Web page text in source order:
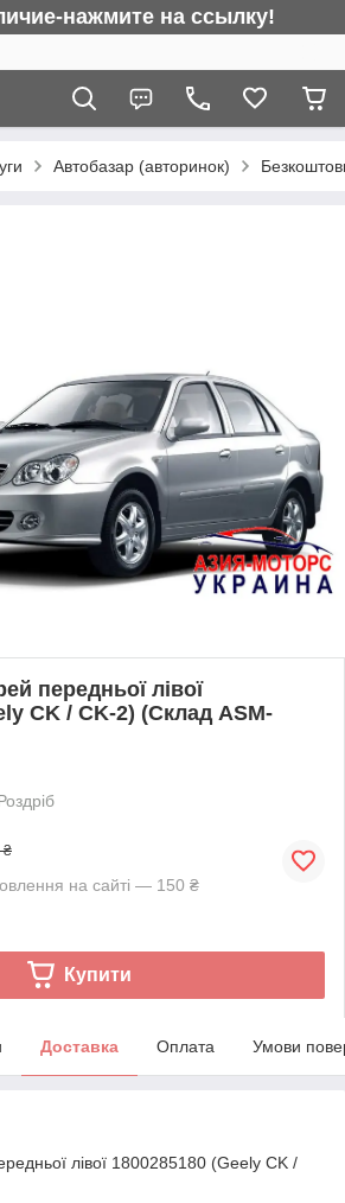
нажмите на ссылку!
Автобазар (авторинок)
передньої лівої
CK / CK-2) (Склад ASM-
₴
на сайті — 150 ₴
Купити
Доставка Оплата Умови
лівої 1800285180 (Geely CK /